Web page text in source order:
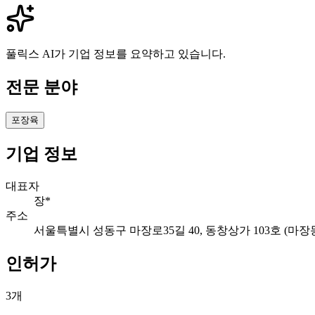
풀릭스 AI가 기업 정보를 요약하고 있습니다.
전문 분야
포장육
기업 정보
대표자
장*
주소
서울특별시 성동구 마장로35길 40, 동창상가 103호 (마장
인허가
3개